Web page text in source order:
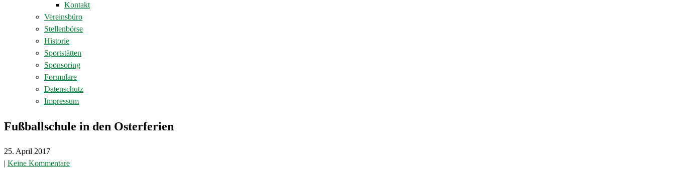
Kontakt
Vereinsbüro
Stellenbörse
Historie
Sportstätten
Sponsoring
Formulare
Datenschutz
Impressum
Fußballschule in den Osterferien
25. April 2017
| Keine Kommentare